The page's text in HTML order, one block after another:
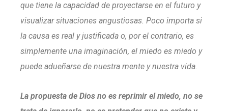
que tiene la capacidad de proyectarse en el futuro y
visualizar situaciones angustiosas. Poco importa si
la causa es real y justificada o, por el contrario, es
simplemente una imaginación, el miedo es miedo y
puede adueñarse de nuestra mente y nuestra vida.
La propuesta de Dios no es reprimir el miedo, no se